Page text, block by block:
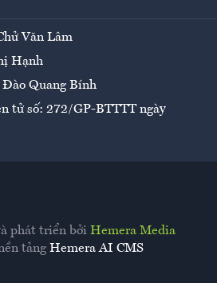
Văn Lâm
Hạnh
Đào Quang Bính
tử số: 272/GP-BTTTT ngày
phát triển bởi Hemera Media
tảng Hemera AI CMS